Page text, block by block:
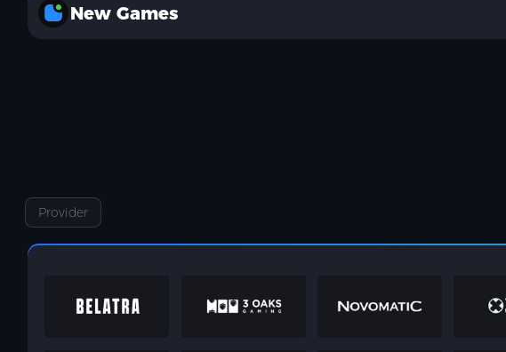
New Games
Provider